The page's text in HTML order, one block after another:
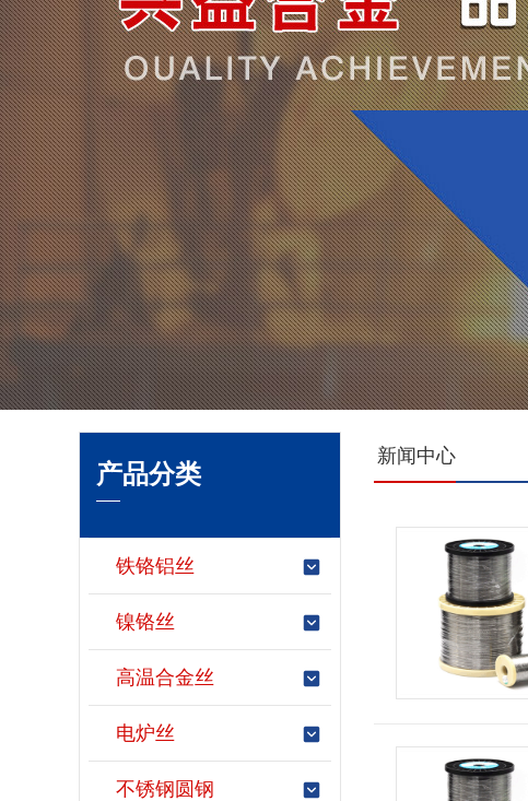
产品分类
铁铬铝丝
镍铬丝
高温合金丝
电炉丝
不锈钢圆钢
新闻中心